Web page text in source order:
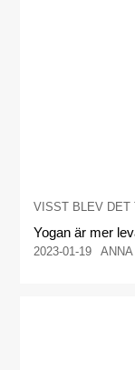
VISST BLEV
Yogan är mer
2023-01-19